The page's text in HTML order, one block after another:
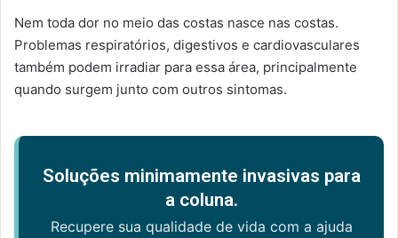
Nem toda dor no meio das costas nasce nas costas.
Problemas respiratórios, digestivos e cardiovasculares
também podem irradiar para essa área, principalmente
quando surgem junto com outros sintomas.
Soluções minimamente invasivas para
a coluna.
Recupere sua qualidade de vida com a ajuda